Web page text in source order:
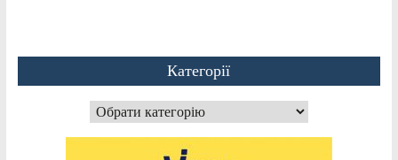
Категорії
Категорії